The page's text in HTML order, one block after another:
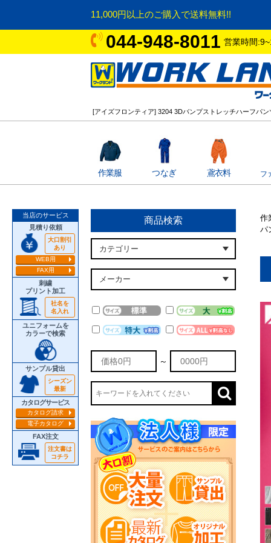
11,000円以上のご購入で送料無料!!
044-948-8011 営業時間
[アイズフロンティア] 3204 3Dバンプストレッチハーフパン
作業服 つなぎ 鳶衣料 フ
当店のサービス
見積り依頼
大口割引
あり
WEB用
FAX用
刺繍
プリント加工
社名を
名入れ
ユニフォームを
カラーで検索
サンプル貸出
シーズン
最新
カタログサービス
カタログ請求
電子カタログ
FAX注文
注文書は
コチラ
商品検索
～
作
パ